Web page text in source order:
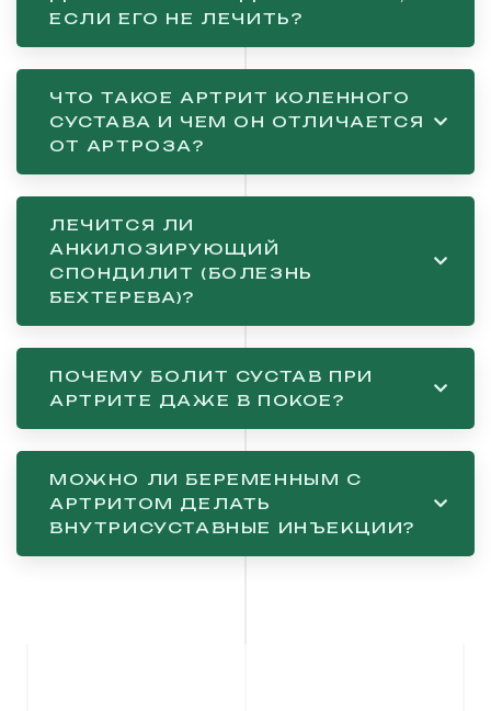
ЕСЛИ ЕГО НЕ ЛЕЧИТЬ?
ЧТО ТАКОЕ АРТРИТ КОЛЕННОГО
СУСТАВА И ЧЕМ ОН ОТЛИЧАЕТСЯ
ОТ АРТРОЗА?
ЛЕЧИТСЯ ЛИ
АНКИЛОЗИРУЮЩИЙ
СПОНДИЛИТ (БОЛЕЗНЬ
БЕХТЕРЕВА)?
ПОЧЕМУ БОЛИТ СУСТАВ ПРИ
АРТРИТЕ ДАЖЕ В ПОКОЕ?
МОЖНО ЛИ БЕРЕМЕННЫМ С
АРТРИТОМ ДЕЛАТЬ
ВНУТРИСУСТАВНЫЕ ИНЪЕКЦИИ?